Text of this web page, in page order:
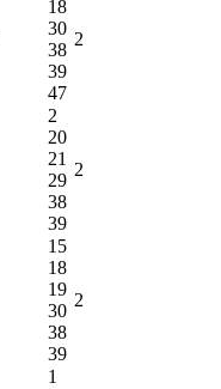
18
30
38
39
47
2
2
20
21
29
38
39
2
15
18
19
30
38
39
2
1